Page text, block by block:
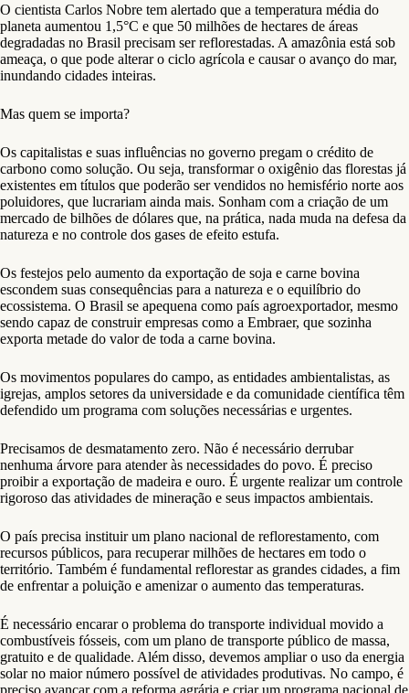
O cientista Carlos Nobre tem alertado que a temperatura média do
planeta aumentou 1,5°C e que 50 milhões de hectares de áreas
degradadas no Brasil precisam ser reflorestadas. A amazônia está sob
ameaça, o que pode alterar o ciclo agrícola e causar o avanço do mar,
inundando cidades inteiras.
Mas quem se importa?
Os capitalistas e suas influências no governo pregam o crédito de
carbono como solução. Ou seja, transformar o oxigênio das florestas já
existentes em títulos que poderão ser vendidos no hemisfério norte aos
poluidores, que lucrariam ainda mais. Sonham com a criação de um
mercado de bilhões de dólares que, na prática, nada muda na defesa da
natureza e no controle dos gases de efeito estufa.
Os festejos pelo aumento da exportação de soja e carne bovina
escondem suas consequências para a natureza e o equilíbrio do
ecossistema. O Brasil se apequena como país agroexportador, mesmo
sendo capaz de construir empresas como a Embraer, que sozinha
exporta metade do valor de toda a carne bovina.
Os movimentos populares do campo, as entidades ambientalistas, as
igrejas, amplos setores da universidade e da comunidade científica têm
defendido um programa com soluções necessárias e urgentes.
Precisamos de desmatamento zero. Não é necessário derrubar
nenhuma árvore para atender às necessidades do povo. É preciso
proibir a exportação de madeira e ouro. É urgente realizar um controle
rigoroso das atividades de mineração e seus impactos ambientais.
O país precisa instituir um plano nacional de reflorestamento, com
recursos públicos, para recuperar milhões de hectares em todo o
território. Também é fundamental reflorestar as grandes cidades, a fim
de enfrentar a poluição e amenizar o aumento das temperaturas.
É necessário encarar o problema do transporte individual movido a
combustíveis fósseis, com um plano de transporte público de massa,
gratuito e de qualidade. Além disso, devemos ampliar o uso da energia
solar no maior número possível de atividades produtivas. No campo, é
preciso avançar com a reforma agrária e criar um programa nacional de